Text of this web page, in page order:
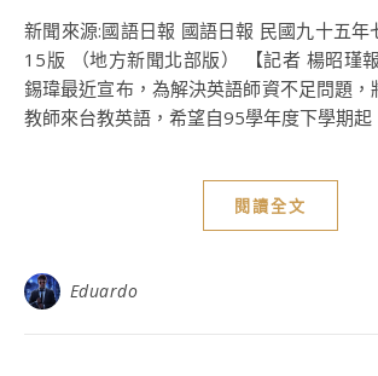
新聞來源:國語日報 國語日報 民國九十五年七月十二日星期三
15版 （地方新聞北部版） 【記者 楊昭瑾
錫瑋最近宣布，為解決英語師資不足問題
教師來台教英語，希望自95學年度下學期起
閱讀全文
Eduardo